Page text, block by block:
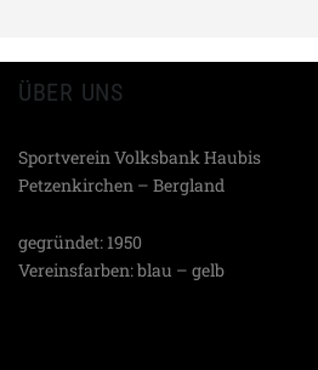
ÜBER UNS
Sportverein Volksbank Haubis
Petzenkirchen – Bergland
gegründet: 1950
Vereinsfarben: blau – gelb